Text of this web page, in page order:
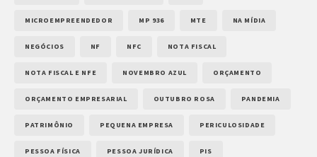
MICROEMPREENDEDOR MP 936 MTE NA MÍDIA
NEGÓCIOS NF NFC NOTA FISCAL
NOTA FISCAL E NFE NOVEMBRO AZUL ORÇAMENTO
ORÇAMENTO EMPRESARIAL OUTUBRO ROSA PANDEMIA
PATRIMÔNIO PEQUENA EMPRESA PERICULOSIDADE
PESSOA FÍSICA PESSOA JURÍDICA PIS